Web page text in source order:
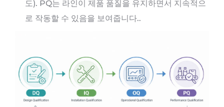
도). PQ는 라인이 제품 품질을 유지하면서 지속적으
로 작동할 수 있음을 보여줍니다..